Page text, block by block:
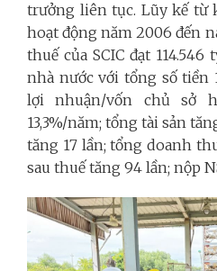
trưởng liên tục. Lũy kế từ
hoạt động năm 2006 đến
thuế của SCIC đạt
nhà nước với tổng số tiền
lợi nhuận/vốn chủ sở
13,3%/năm; tổng tài sản
tăng 17 lần; tổng doanh
sau thuế tăng 94 lần; nộp